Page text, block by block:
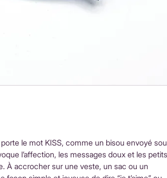
le mot KISS, comme un bisou envoyé
l’affection, les messages doux et les petits
À accrocher sur une veste, un sac ou un